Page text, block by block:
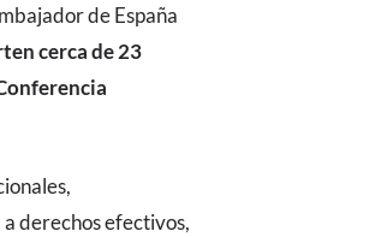
de España
cerca de 23
derechos efectivos,